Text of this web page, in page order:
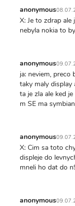
anonymous
X: Je to zdrap
nebyla nokia to
anonymous
ja: neviem, preco
taky maly display
ta je zla ale ked
m SE ma
anonymous
X: Cim sa toto
displeje do
mneli ho dat do
anonymous